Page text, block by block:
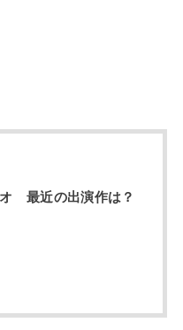
最近の出演作は？